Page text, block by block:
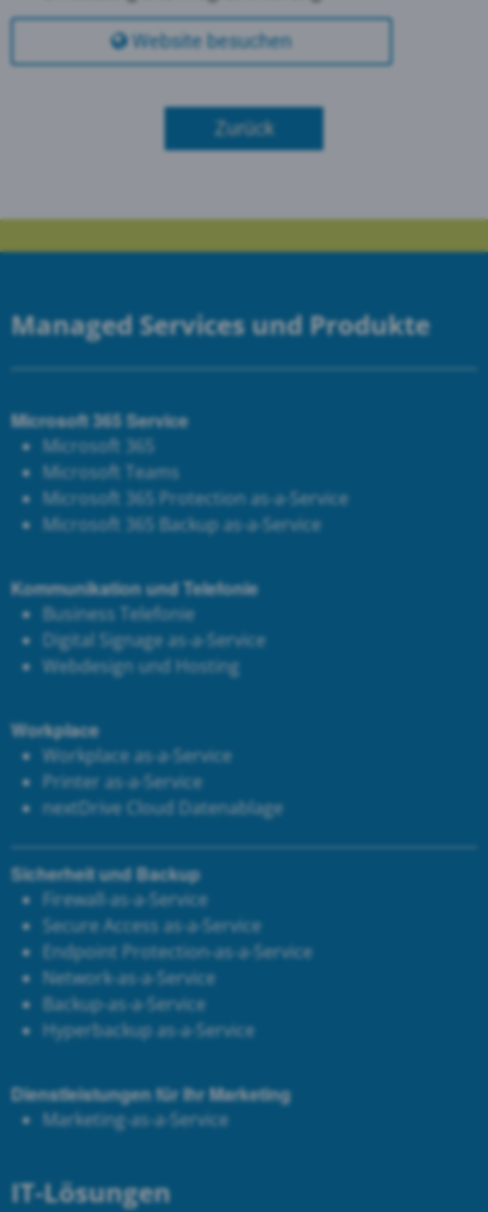
Website besuchen
Zurück
Managed Services und Produkte
Microsoft 365 Service
Microsoft 365
Microsoft Teams
Microsoft 365 Protection as-a-Service
Microsoft 365 Backup as-a-Service
Kommunikation und Telefonie
Business Telefonie
Digital Signage as-a-Service
Webdesign und Hosting
Workplace
Workplace as-a-Service
Printer as-a-Service
nextDrive Cloud Datenablage
Sicherheit und Backup
Firewall-as-a-Service
Secure Access as-a-Service
Endpoint Protection-as-a-Service
Network-as-a-Service
Backup-as-a-Service
Hyperbackup as-a-Service
Dienstleistungen für Ihr Marketing
Marketing-as-a-Service
IT-Lösungen